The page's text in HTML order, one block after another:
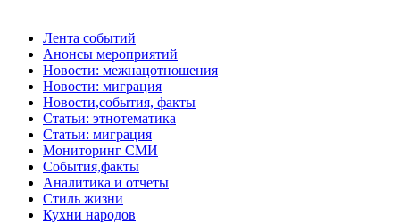
Лента событий
Анонсы мероприятий
Новости: межнацотношения
Новости: миграция
Новости,события, факты
Статьи: этнотематика
Статьи: миграция
Мониторинг СМИ
События,факты
Аналитика и отчеты
Стиль жизни
Кухни народов